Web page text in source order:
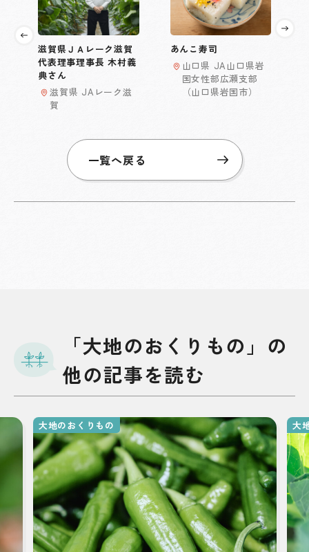
滋賀県ＪＡレーク滋賀
代表理事理事長 木村義
典さん
滋賀県 JAレーク滋
賀
あんこ寿司
山口県 JA山口県岩
国女性部広瀬支部
（山口県岩国市）
一覧へ戻る
「大地のおくりもの」の
他の記事を読む
大地のおくりもの 大